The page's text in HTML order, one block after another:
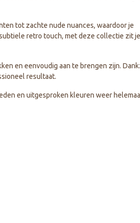
tot zachte nude nuances, waardoor je
retro touch, met deze collectie zit je
en eenvoudig aan te brengen zijn.
resultaat.
en uitgesproken kleuren weer